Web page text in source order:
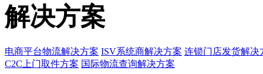
解决方案
电商平台物流解决方案 ISV系统商解决方案 连锁门店发货解决
C2C上门取件方案 国际物流查询解决方案